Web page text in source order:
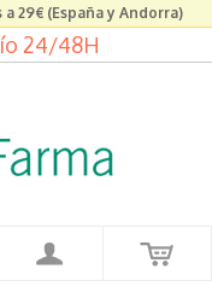
29€ (España y Andorra)
24/48H